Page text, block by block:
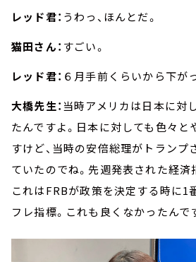
レッド君： うわっ、ほんとだ。
猫田さん： すごい。
レッド君： ６月手前くらいから下が
大橋先生： 当時アメリカは日本に対
たんですよ。日本に対しても色々と
すけど、当時の安倍総理がトランプ
ていたのでね。先週発表された経済
これはFRBが政策を決定する時に1
フレ指標。これも良くなかったんで